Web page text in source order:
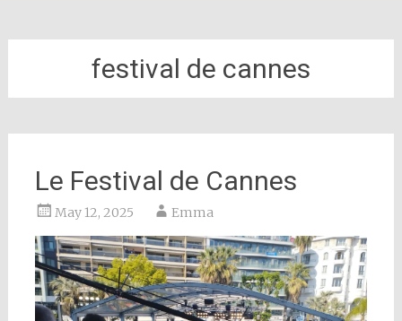
festival de cannes
Le Festival de Cannes
May 12, 2025 Emma